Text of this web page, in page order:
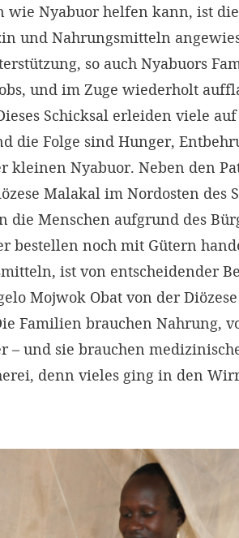
Nyabuor helfen kann, ist
und Nahrungsmitteln
so auch Nyabuors
und im Zuge wiederholt
Schicksal erleiden viele
die Folge sind Hunger,
kleinen Nyabuor. Neben den
Malakal im Nordosten des
die Menschen aufgrund des
bestellen noch mit Gütern
ist von entscheidender
Mojwok Obat von der
Familien brauchen Nahrung,
– und sie brauchen
denn vieles ging in den